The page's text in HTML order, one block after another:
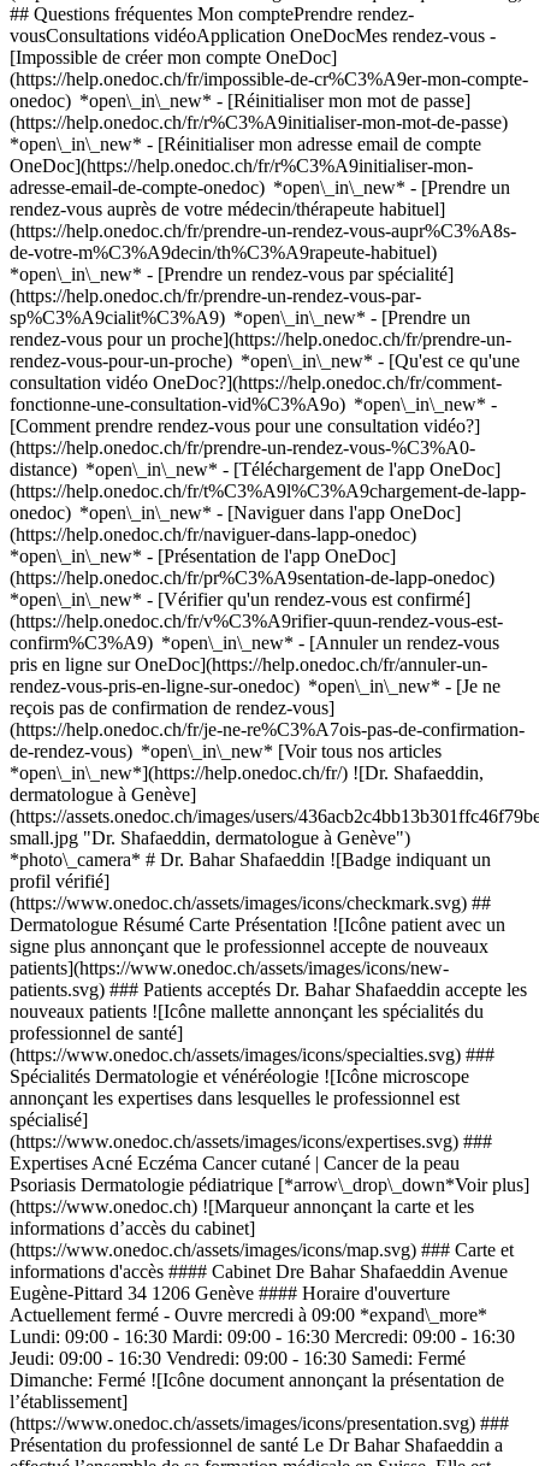
## Questions fréquentes Mon comptePrendre rendez-
vousConsultations vidéoApplication OneDocMes rendez-vous -
[Impossible de créer mon compte OneDoc]
(https://help.onedoc.ch/fr/impossible-de-cr%C3%A9er-mon-compte-
onedoc) *open\_in\_new* - [Réinitialiser mon mot de passe]
(https://help.onedoc.ch/fr/r%C3%A9initialiser-mon-mot-de-passe)
*open\_in\_new* - [Réinitialiser mon adresse email de compte
OneDoc](https://help.onedoc.ch/fr/r%C3%A9initialiser-mon-
adresse-email-de-compte-onedoc) *open\_in\_new* - [Prendre un
rendez-vous auprès de votre médecin/thérapeute habituel]
(https://help.onedoc.ch/fr/prendre-un-rendez-vous-aupr%C3%A8s-
de-votre-m%C3%A9decin/th%C3%A9rapeute-habituel)
*open\_in\_new* - [Prendre un rendez-vous par spécialité]
(https://help.onedoc.ch/fr/prendre-un-rendez-vous-par-
sp%C3%A9cialit%C3%A9) *open\_in\_new* - [Prendre un
rendez-vous pour un proche](https://help.onedoc.ch/fr/prendre-un-
rendez-vous-pour-un-proche) *open\_in\_new* - [Qu'est ce qu'une
consultation vidéo OneDoc?](https://help.onedoc.ch/fr/comment-
fonctionne-une-consultation-vid%C3%A9o) *open\_in\_new* -
[Comment prendre rendez-vous pour une consultation vidéo?]
(https://help.onedoc.ch/fr/prendre-un-rendez-vous-%C3%A0-
distance) *open\_in\_new* - [Téléchargement de l'app OneDoc]
(https://help.onedoc.ch/fr/t%C3%A9l%C3%A9chargement-de-lapp-
onedoc) *open\_in\_new* - [Naviguer dans l'app OneDoc]
(https://help.onedoc.ch/fr/naviguer-dans-lapp-onedoc)
*open\_in\_new* - [Présentation de l'app OneDoc]
(https://help.onedoc.ch/fr/pr%C3%A9sentation-de-lapp-onedoc)
*open\_in\_new* - [Vérifier qu'un rendez-vous est confirmé]
(https://help.onedoc.ch/fr/v%C3%A9rifier-quun-rendez-vous-est-
confirm%C3%A9) *open\_in\_new* - [Annuler un rendez-vous
pris en ligne sur OneDoc](https://help.onedoc.ch/fr/annuler-un-
rendez-vous-pris-en-ligne-sur-onedoc) *open\_in\_new* - [Je ne
reçois pas de confirmation de rendez-vous]
(https://help.onedoc.ch/fr/je-ne-re%C3%A7ois-pas-de-confirmation-
de-rendez-vous) *open\_in\_new* [Voir tous nos articles
*open\_in\_new*](https://help.onedoc.ch/fr/) ![Dr. Shafaeddin,
dermatologue à Genève]
(https://assets.onedoc.ch/images/users/
small.jpg "Dr. Shafaeddin, dermatologue à Genève")
*photo\_camera* # Dr. Bahar Shafaeddin ![Badge indiquant un
profil vérifié]
(https://www.onedoc.ch/assets/images/icons/checkmark.svg) ##
Dermatologue Résumé Carte Présentation ![Icône patient avec un
signe plus annonçant que le professionnel accepte de nouveaux
patients](https://www.onedoc.ch/assets/images/icons/new-
patients.svg) ### Patients acceptés Dr. Bahar Shafaeddin accepte les
nouveaux patients ![Icône mallette annonçant les spécialités du
professionnel de santé]
(https://www.onedoc.ch/assets/images/icons/specialties.svg) ###
Spécialités Dermatologie et vénéréologie ![Icône microscope
annonçant les expertises dans lesquelles le professionnel est
spécialisé]
(https://www.onedoc.ch/assets/images/icons/expertises.svg) ###
Expertises Acné Eczéma Cancer cutané | Cancer de la peau
Psoriasis Dermatologie pédiatrique [*arrow\_drop\_down*Voir plus]
(https://www.onedoc.ch) ![Marqueur annonçant la carte et les
informations d’accès du cabinet]
(https://www.onedoc.ch/assets/images/icons/map.svg) ### Carte et
informations d'accès #### Cabinet Dre Bahar Shafaeddin Avenue
Eugène-Pittard 34 1206 Genève #### Horaire d'ouverture
Actuellement fermé - Ouvre mercredi à 09:00 *expand\_more*
Lundi: 09:00 - 16:30 Mardi: 09:00 - 16:30 Mercredi: 09:00 - 16:30
Jeudi: 09:00 - 16:30 Vendredi: 09:00 - 16:30 Samedi: Fermé
Dimanche: Fermé ![Icône document annonçant la présentation de
l’établissement]
(https://www.onedoc.ch/assets/images/icons/presentation.svg) ###
Présentation du professionnel de santé Le Dr Bahar Shafaeddin a